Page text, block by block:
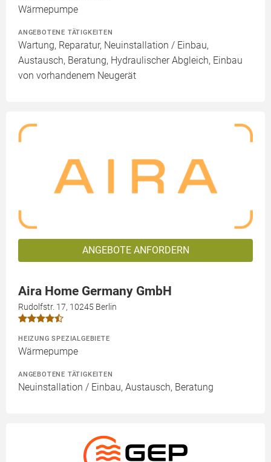
Wärmepumpe
ANGEBOTENE TÄTIGKEITEN
Wartung, Reparatur, Neuinstallation / Einbau,
Austausch, Beratung, Hydraulischer Abgleich, Einbau
von vorhandenem Neugerät
ANGEBOTE ANFORDERN
Aira Home Germany GmbH
Rudolfstr. 17, 10245 Berlin
HEIZUNG SPEZIALGEBIETE
Wärmepumpe
ANGEBOTENE TÄTIGKEITEN
Neuinstallation / Einbau, Austausch, Beratung